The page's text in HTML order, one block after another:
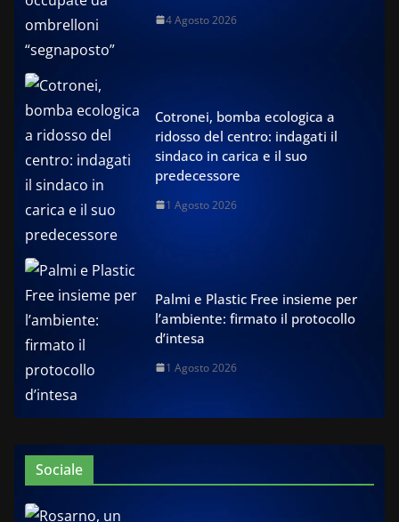
4 Agosto 2026
Cotronei, bomba ecologica a
ridosso del centro: indagati il
sindaco in carica e il suo
predecessore
1 Agosto 2026
Palmi e Plastic Free insieme per
l’ambiente: firmato il protocollo
d’intesa
1 Agosto 2026
Sociale